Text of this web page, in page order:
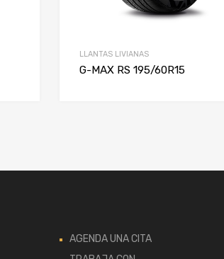
LLANTAS LIVIANAS
G-MAX RS 195/60R15
AGENDA UNA CITA